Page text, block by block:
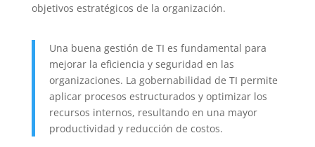
objetivos estratégicos de la organización.
Una buena gestión de TI es fundamental para
mejorar la eficiencia y seguridad en las
organizaciones. La gobernabilidad de TI permite
aplicar procesos estructurados y optimizar los
recursos internos, resultando en una mayor
productividad y reducción de costos.